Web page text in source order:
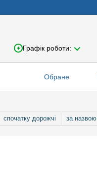
Графік роботи:
Обране
спочатку дорожчі за назвою